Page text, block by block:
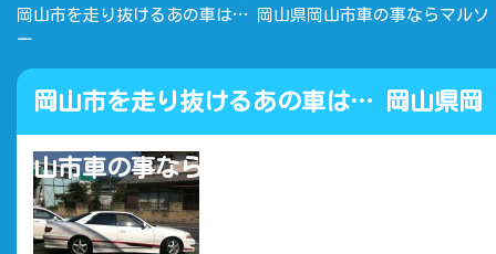
岡山市を走り抜けるあの車は… 岡山県岡山市車の事ならマルソ
ー
岡山市を走り抜けるあの車は… 岡山県岡
山市車の事ならマルソー